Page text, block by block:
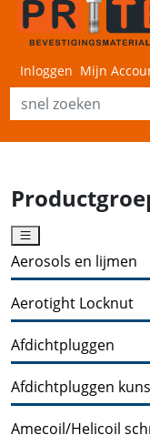
Inloggen Mijn
Aerosols en lijmen
Aerotight Locknut
Afdichtpluggen
Afdichtpluggen
Amecoil/Helicoil